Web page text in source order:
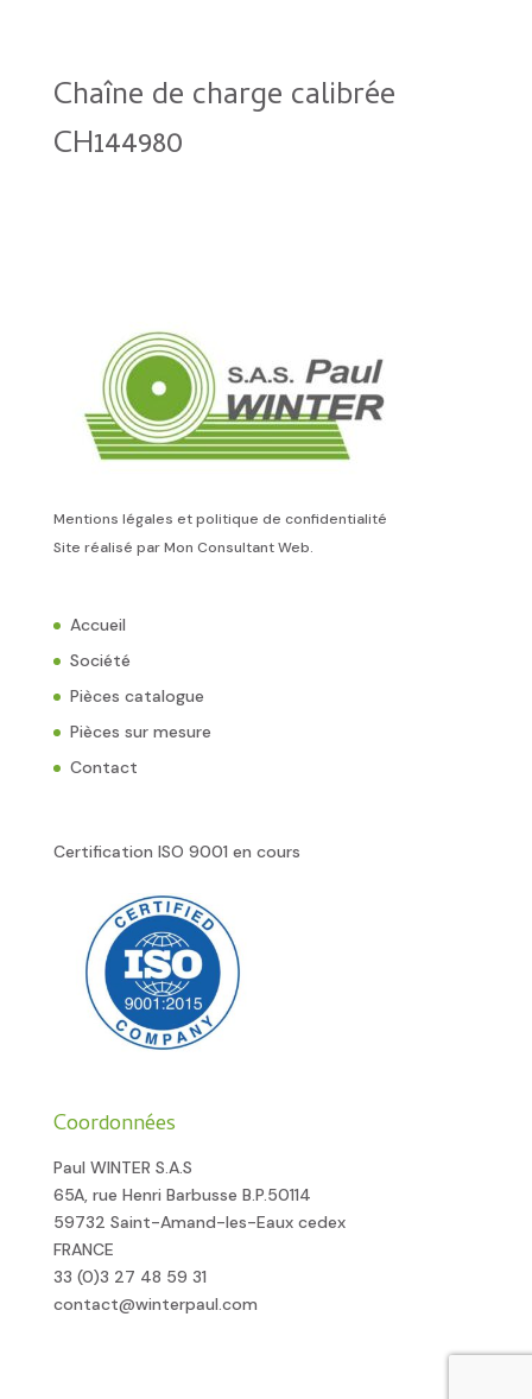
Chaîne de charge calibrée
CH144980
Mentions légales et politique de confidentialité
Site réalisé parMon Consultant Web.
Accueil
Société
Pièces catalogue
Pièces sur mesure
Contact
Certification ISO 9001 en cours
Coordonnées
Paul WINTER S.A.S
65A, rue Henri Barbusse B.P.50114
59732 Saint-Amand-les-Eaux cedex
FRANCE
33 (0)3 27 48 59 31
contact@winterpaul.com